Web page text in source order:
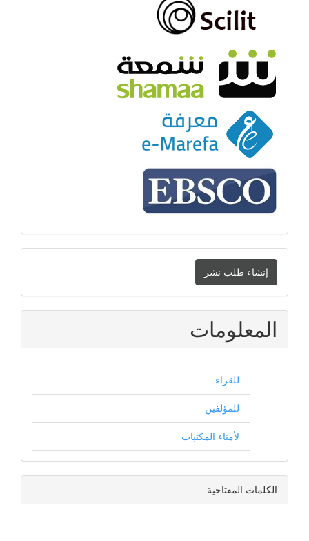
إنشاء
طلب
نشر
إنشاء طلب نشر
المعلومات
للقراء
للمؤلفين
لأمناء المكتبات
الكلمات المفتاحية